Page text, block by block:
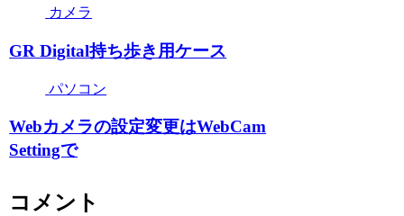
カメラ
GR Digital持ち歩き用ケース
パソコン
Webカメラの設定変更はWebCam
Settingで
コメント